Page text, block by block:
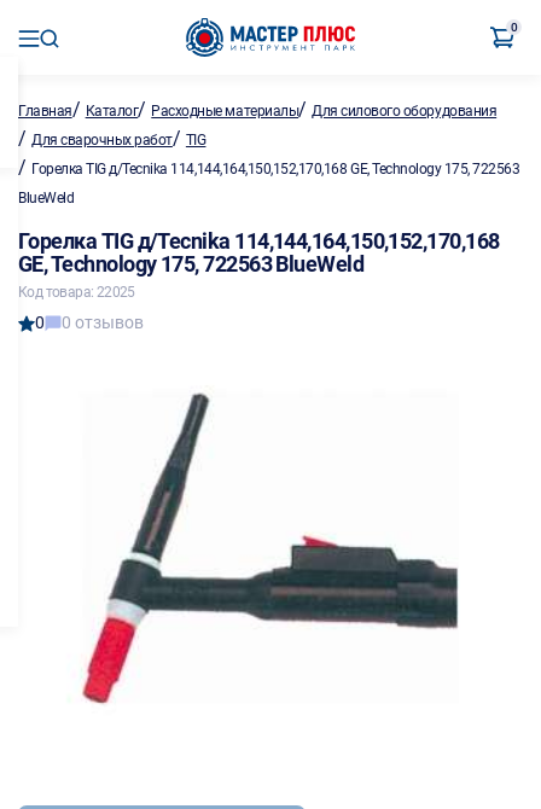
0
Главная/ Каталог/ Расходные материалы/Для силового оборудования
/ Для сварочных работ/ TIG
/ Горелка TIG д/Tecnika 114,144,164,150,152,170,168 GE, Technology 175, 722563
BlueWeld
Горелка TIG д/Tecnika 114,144,164,150,152,170,168
GE, Technology 175, 722563 BlueWeld
Код товара: 22025
0 0 отзывов